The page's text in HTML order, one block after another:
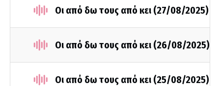
Οι από δω τους από κει (27/08/2025)
Οι από δω τους από κει (26/08/2025)
Οι από δω τους από κει (25/08/2025)